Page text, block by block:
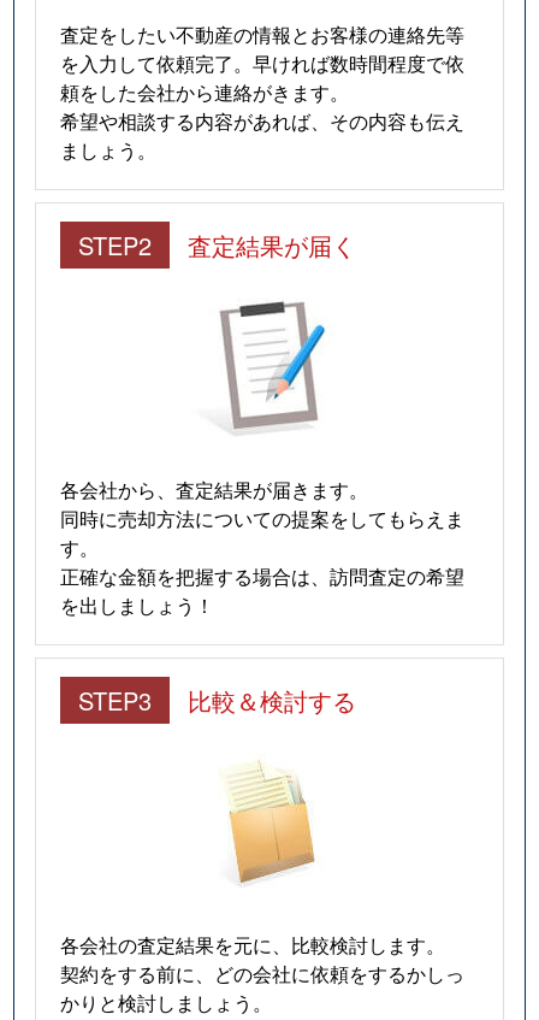
査定をしたい不動産の情報とお客様の連絡先等
を入力して依頼完了。早ければ数時間程度で依
頼をした会社から連絡がきます。
希望や相談する内容があれば、その内容も伝え
ましょう。
STEP2 査定結果が届く
各会社から、査定結果が届きます。
同時に売却方法についての提案をしてもらえま
す。
正確な金額を把握する場合は、訪問査定の希望
を出しましょう！
STEP3 比較＆検討する
各会社の査定結果を元に、比較検討します。
契約をする前に、どの会社に依頼をするかしっ
かりと検討しましょう。